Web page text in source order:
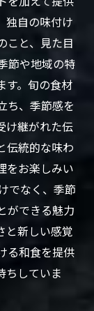
独自の味付け
こと、見た目
節や地域の特
す。旬の食材
ち、季節感を
け継がれた伝
伝統的な味わ
をお楽しみい
でなく、季節
ができる魅力
と新しい感覚
る和食を提供
ちしていま